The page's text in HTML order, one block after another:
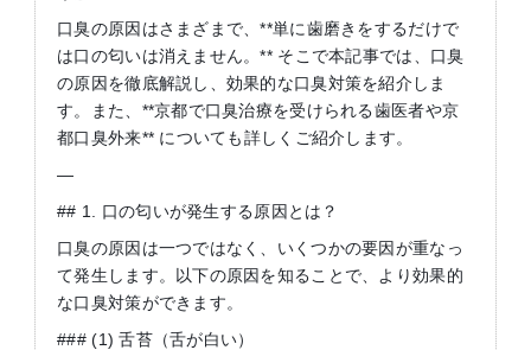
口臭の原因はさまざまで、**単に歯磨きをするだけで
は口の匂いは消えません。** そこで本記事では、口臭
の原因を徹底解説し、効果的な口臭対策を紹介しま
す。また、**京都で口臭治療を受けられる歯医者や京
都口臭外来** についても詳しくご紹介します。
—
## 1. 口の匂いが発生する原因とは？
口臭の原因は一つではなく、いくつかの要因が重なっ
て発生します。以下の原因を知ることで、より効果的
な口臭対策ができます。
### (1) 舌苔（舌が白い）